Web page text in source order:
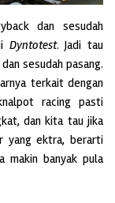
dan sesudah
Dyntotest. Jadi tau
sesudah pasang.
terkait dengan
racing pasti
dan kita tau jika
yang ektra, berarti
makin banyak pula